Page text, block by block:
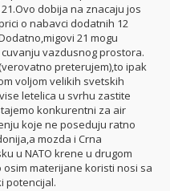
dobija na znacaju jos
o nabavci dodatnih 12
21 mogu
vazdusnog prostora.
preterujem),to ipak
voljom velikih svetskih
letelica u svrhu zastite
konkurentni za air
koje ne poseduju ratno
mozda i Crna
u NATO krene u drugom
osim materijane koristi nosi sa
potencijal.